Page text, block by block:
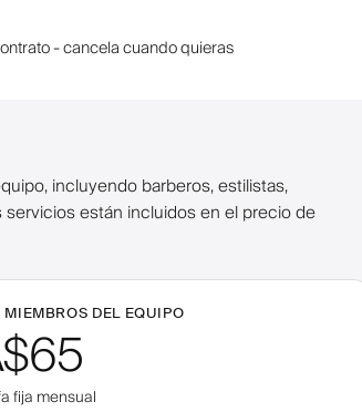
- cancela cuando quieras
incluyendo barberos, estilistas,
están incluidos en el precio de
MIEMBROS DEL EQUIPO
fija mensual